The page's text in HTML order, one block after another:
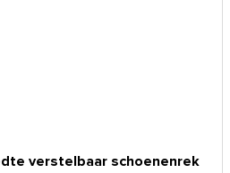
verstelbaar schoenenrek